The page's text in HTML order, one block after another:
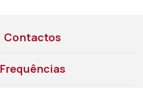
Contactos
Frequências